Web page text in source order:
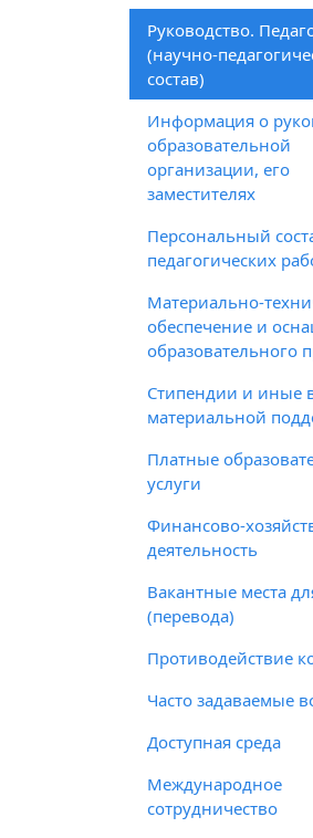
Руководство.
(научно-
состав)
Информация о
образовательной
организации, его
заместителях
Персональный
педагогических
Материально-
обеспечение и
образовательного
Стипендии и иные
материальной
Платные
услуги
Финансово-
деятельность
Вакантные места
(перевода)
Противодействие
Часто задаваемые
Доступная среда
Международное
сотрудничество